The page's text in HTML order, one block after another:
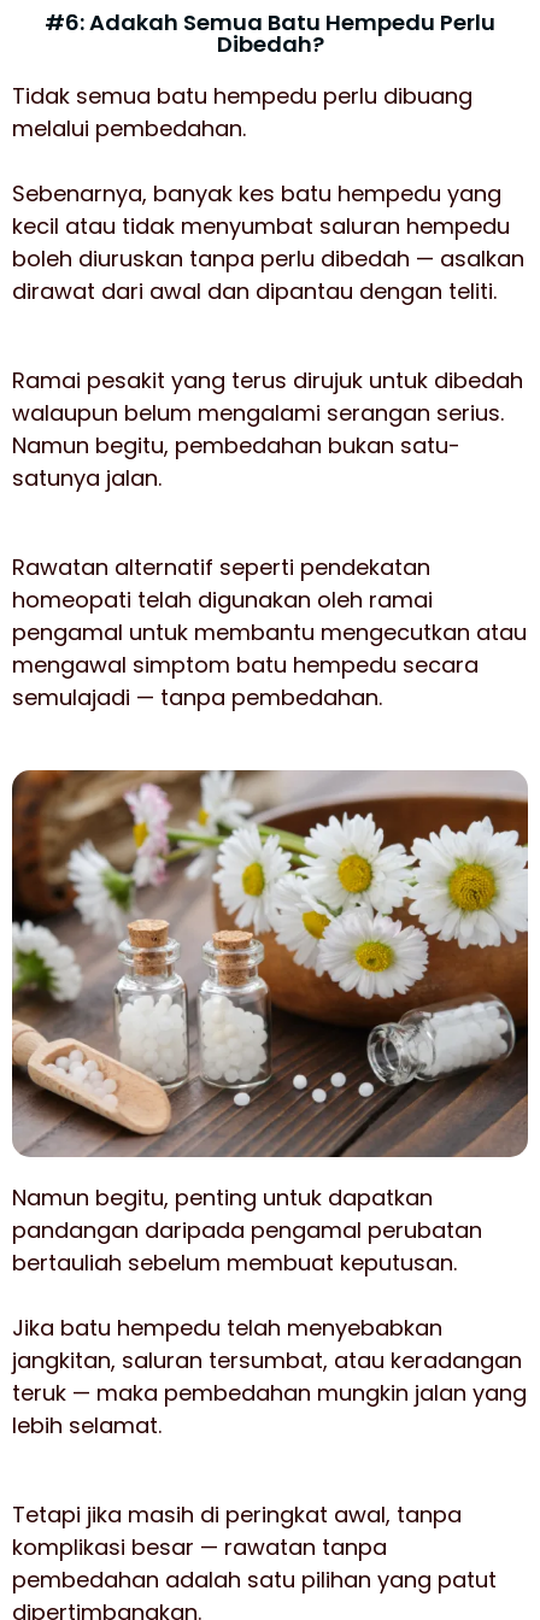
#6: Adakah Semua Batu Hempedu Perlu
Dibedah?
Tidak semua batu hempedu perlu dibuang
melalui pembedahan.
Sebenarnya, banyak kes batu hempedu yang
kecil atau tidak menyumbat saluran hempedu
boleh diuruskan tanpa perlu dibedah — asalkan
dirawat dari awal dan dipantau dengan teliti.
Ramai pesakit yang terus dirujuk untuk dibedah
walaupun belum mengalami serangan serius.
Namun begitu, pembedahan bukan satu-
satunya jalan.
Rawatan alternatif seperti pendekatan
homeopati telah digunakan oleh ramai
pengamal untuk membantu mengecutkan atau
mengawal simptom batu hempedu secara
semulajadi — tanpa pembedahan.
Namun begitu, penting untuk dapatkan
pandangan daripada pengamal perubatan
bertauliah sebelum membuat keputusan.
Jika batu hempedu telah menyebabkan
jangkitan, saluran tersumbat, atau keradangan
teruk — maka pembedahan mungkin jalan yang
lebih selamat.
Tetapi jika masih di peringkat awal, tanpa
komplikasi besar — rawatan tanpa
pembedahan adalah satu pilihan yang patut
dipertimbangkan.